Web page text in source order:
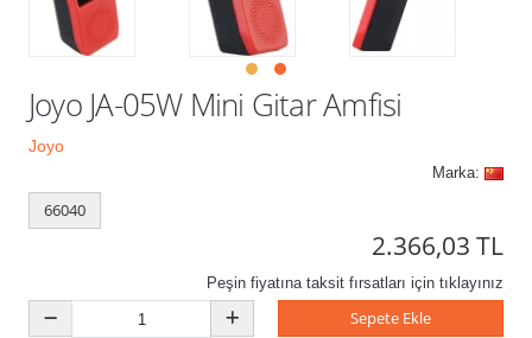
Joyo JA-05W Mini Gitar Amfisi
Joyo
Marka:
66040
2.366,03 TL
Peşin fiyatına taksit fırsatları için tıklayınız
Sepete Ekle